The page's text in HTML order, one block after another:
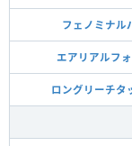
フェノミナル
エアリアルフ
ロングリーチタ